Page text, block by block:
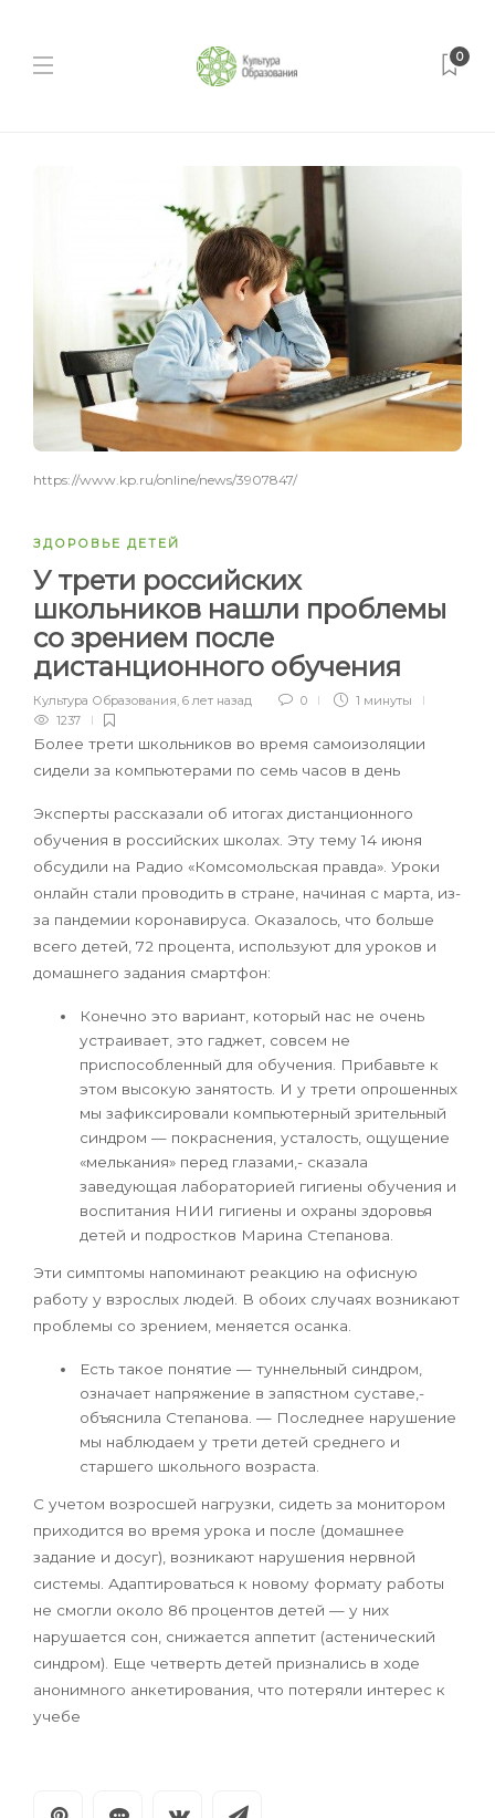
0
https://www.kp.ru/online/news/3907847/
ЗДОРОВЬЕ ДЕТЕЙ
У трети российских
школьников нашли проблемы
со зрением после
дистанционного обучения
Культура Образования, 6 лет назад 0
1 минуты
1237
Более трети школьников во время самоизоляции
сидели за компьютерами по семь часов в день
Эксперты рассказали об итогах дистанционного
обучения в российских школах. Эту тему 14 июня
обсудили на Радио «Комсомольская правда». Уроки
онлайн стали проводить в стране, начиная с марта, из-
за пандемии коронавируса. Оказалось, что больше
всего детей, 72 процента, используют для уроков и
домашнего задания смартфон:
Конечно это вариант, который нас не очень
устраивает, это гаджет, совсем не
приспособленный для обучения. Прибавьте к
этом высокую занятость. И у трети опрошенных
мы зафиксировали компьютерный зрительный
синдром — покраснения, усталость, ощущение
«мелькания» перед глазами,- сказала
заведующая лабораторией гигиены обучения и
воспитания НИИ гигиены и охраны здоровья
детей и подростков Марина Степанова.
Эти симптомы напоминают реакцию на офисную
работу у взрослых людей. В обоих случаях возникают
проблемы со зрением, меняется осанка.
Есть такое понятие — туннельный синдром,
означает напряжение в запястном суставе,-
объяснила Степанова. — Последнее нарушение
мы наблюдаем у трети детей среднего и
старшего школьного возраста.
С учетом возросшей нагрузки, сидеть за монитором
приходится во время урока и после (домашнее
задание и досуг), возникают нарушения нервной
системы. Адаптироваться к новому формату работы
не смогли около 86 процентов детей — у них
нарушается сон, снижается аппетит (астенический
синдром). Еще четверть детей признались в ходе
анонимного анкетирования, что потеряли интерес к
учебе